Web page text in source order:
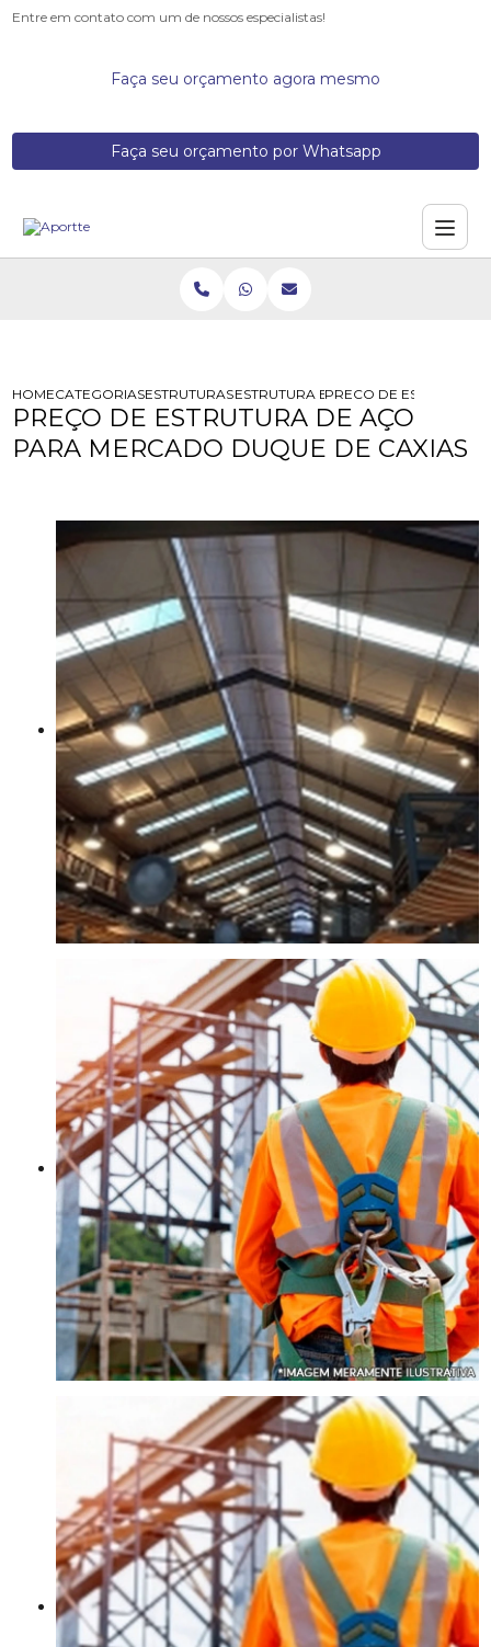
Entre em contato com um de nossos especialistas!
Faça seu orçamento agora mesmo
Faça seu orçamento por Whatsapp
HOMECATEGORIASESTRUTURAS DE ACOESTRUTURA EM ACO GALVANIZADO
PRECO DE
PREÇO DE ESTRUTURA DE AÇO
PARA MERCADO DUQUE DE CAXIAS